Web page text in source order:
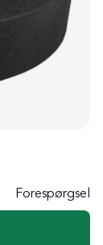
Forespørgsel